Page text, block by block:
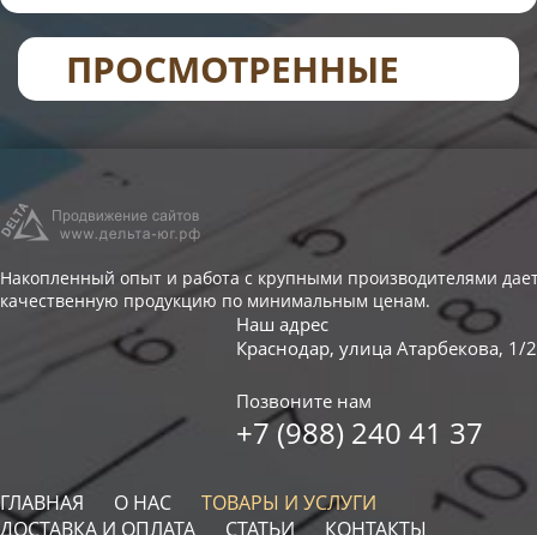
ПРОСМОТРЕННЫЕ
Накопленный опыт и работа с крупными производителями
качественную продукцию по минимальным ценам.
Наш адрес
Краснодар, улица Атарбекова, 1/2
Позвоните нам
+7 (988) 240 41 37
ГЛАВНАЯ О НАС
ТОВАРЫ И УСЛУГИ
ДОСТАВКА И ОПЛАТА
СТАТЬИ КОНТАКТЫ